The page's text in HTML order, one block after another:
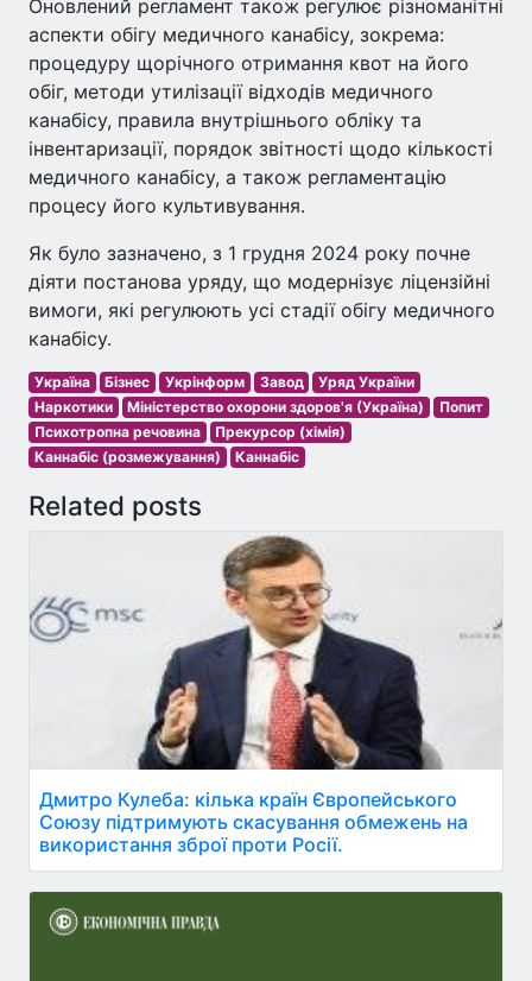
Оновлений регламент також регулює різноманітні
аспекти обігу медичного канабісу, зокрема:
процедуру щорічного отримання квот на його
обіг, методи утилізації відходів медичного
канабісу, правила внутрішнього обліку та
інвентаризації, порядок звітності щодо кількості
медичного канабісу, а також регламентацію
процесу його культивування.
Як було зазначено, з 1 грудня 2024 року почне
діяти постанова уряду, що модернізує ліцензійні
вимоги, які регулюють усі стадії обігу медичного
канабісу.
Україна Бізнес Укрінформ Завод
Уряд України
Наркотики
Міністерство охорони здоров'я (Україна)
Попит
Психотропна речовина
Прекурсор (хімія)
Каннабіс (розмежування)
Каннабіс
Related posts
Дмитро Кулеба: кілька країн Європейського
Союзу підтримують скасування обмежень на
використання зброї проти Росії.